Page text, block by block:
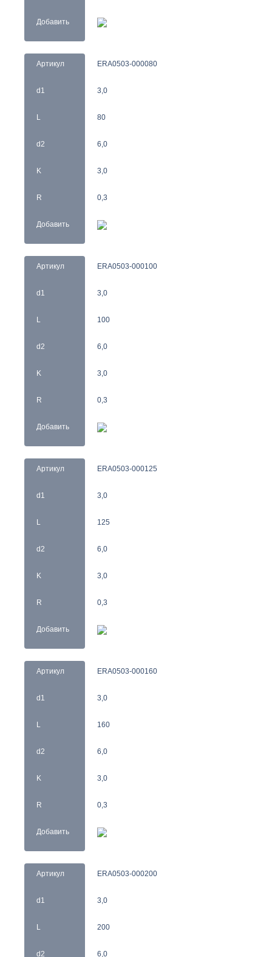
Добавить
Артикул
d1
L
d2
K
R
Добавить
ERA0503-000080
3,0
80
6,0
3,0
0,3
Артикул
d1
L
d2
K
R
Добавить
ERA0503-000100
3,0
100
6,0
3,0
0,3
Артикул
d1
L
d2
K
R
Добавить
ERA0503-000125
3,0
125
6,0
3,0
0,3
Артикул
d1
L
d2
K
R
Добавить
ERA0503-000160
3,0
160
6,0
3,0
0,3
Артикул
d1
L
d2
ERA0503-000200
3,0
200
6,0